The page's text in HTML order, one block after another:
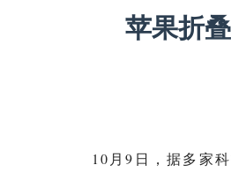
苹果折
10月9日，据多家